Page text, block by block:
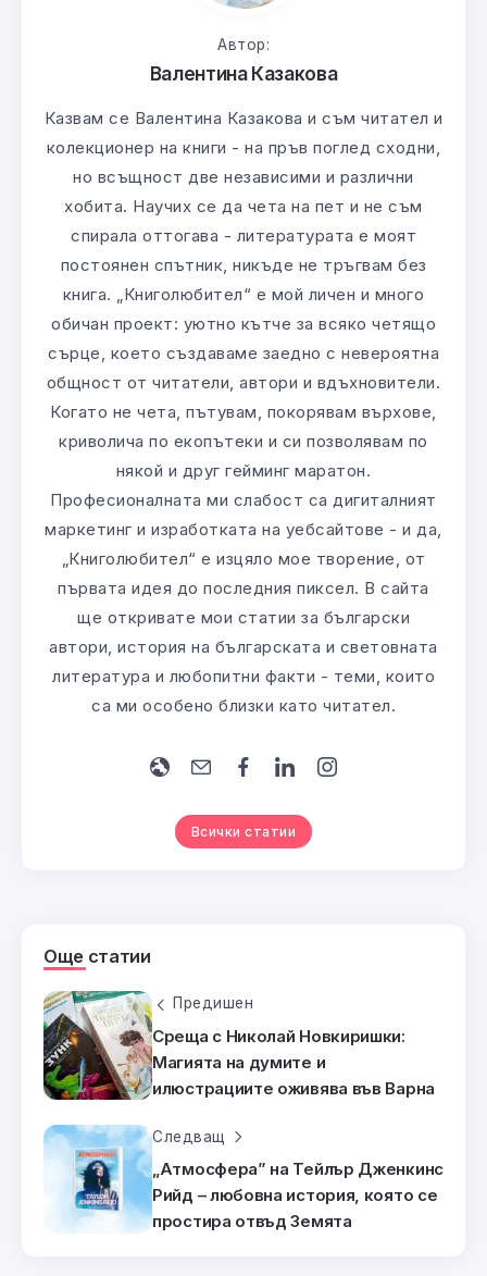
Автор:
Валентина Казакова
Казвам се Валентина Казакова и съм читател и
колекционер на книги - на пръв поглед сходни,
но всъщност две независими и различни
хобита. Научих се да чета на пет и не съм
спирала оттогава - литературата е моят
постоянен спътник, никъде не тръгвам без
книга. „Книголюбител“ е мой личен и много
обичан проект: уютно кътче за всяко четящо
сърце, което създаваме заедно с невероятна
общност от читатели, автори и вдъхновители.
Когато не чета, пътувам, покорявам върхове,
криволича по екопътеки и си позволявам по
някой и друг гейминг маратон.
Професионалната ми слабост са дигиталният
маркетинг и изработката на уебсайтове - и да,
„Книголюбител“ е изцяло мое творение, от
първата идея до последния пиксел. В сайта
ще откривате мои статии за български
автори, история на българската и световната
литература и любопитни факти - теми, които
са ми особено близки като читател.
Всички статии
Още статии
Предишен
Среща с Николай Новкиришки:
Магията на думите и
илюстрациите оживява във Варна
Следващ
„Атмосфера” на Тейлър Дженкинс
Рийд – любовна история, която се
простира отвъд Земята